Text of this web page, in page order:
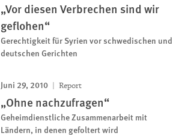
„Vor diesen Verbrechen sind wir
geflohen“
Gerechtigkeit für Syrien vor schwedischen und
deutschen Gerichten
Juni 29, 2010 Report
„Ohne nachzufragen“
Geheimdienstliche Zusammenarbeit mit
Ländern, in denen gefoltert wird